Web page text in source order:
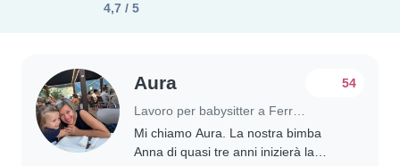
4,7 / 5
Aura 54
Mi chiamo Aura. La nostra bimba
Anna di quasi tre anni inizierà la